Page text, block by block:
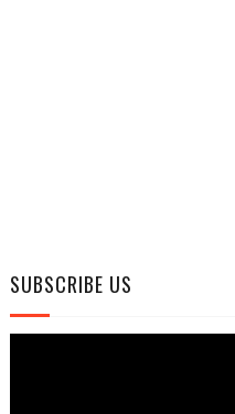
SUBSCRIBE US